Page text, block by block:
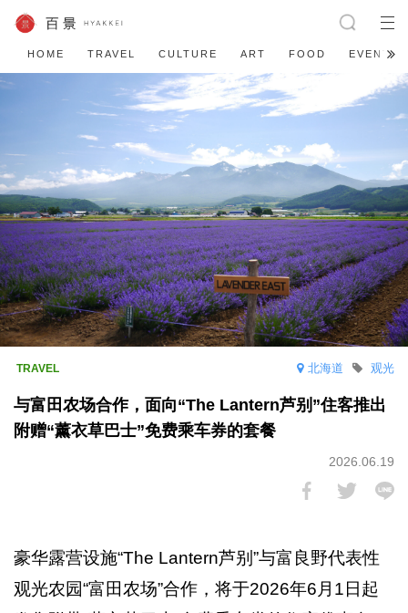
HOME TRAVEL CULTURE ART FOOD EVENT
北海道 观光
与富田农场合作，面向“The Lantern芦别”住客推出
附赠“薰衣草巴士”免费乘车券的套餐
2026.06.19
豪华露营设施“The Lantern芦别”与富良野代表性
观光农园“富田农场”合作，将于2026年6月1日起